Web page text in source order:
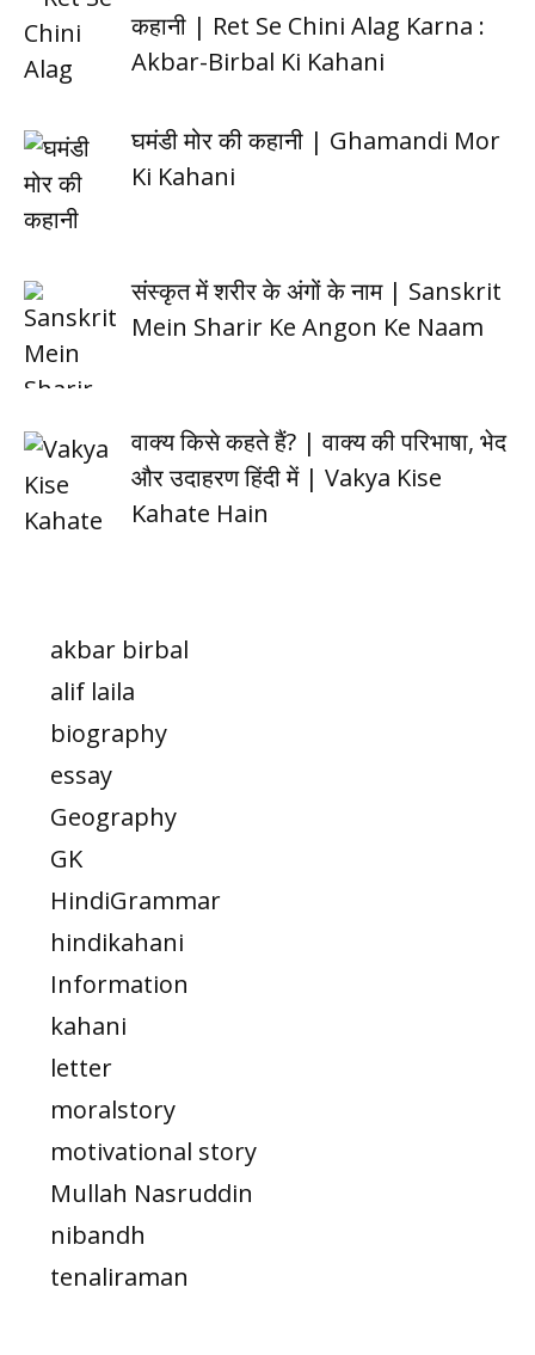
कहानी | Ret Se Chini Alag Karna :
Akbar-Birbal Ki Kahani
घमंडी मोर की कहानी | Ghamandi Mor
Ki Kahani
संस्कृत में शरीर के अंगों के नाम | Sanskrit
Mein Sharir Ke Angon Ke Naam
वाक्य किसे कहते हैं? | वाक्य की परिभाषा, भेद
और उदाहरण हिंदी में | Vakya Kise
Kahate Hain
akbar birbal
alif laila
biography
essay
Geography
GK
HindiGrammar
hindikahani
Information
kahani
letter
moralstory
motivational story
Mullah Nasruddin
nibandh
tenaliraman